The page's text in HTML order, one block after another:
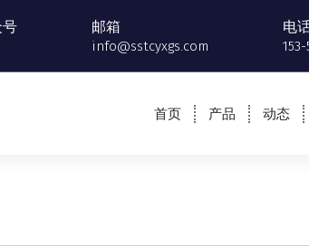
邮箱
info@sstcyxgs.com
电
首页 产品 动态